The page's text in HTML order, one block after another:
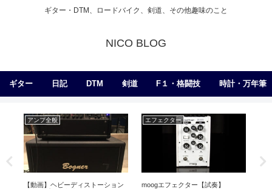
ギター・DTM、ロードバイク、剣道、その他趣味のこと
NICO BLOG
ギター 日記 DTM 剣道 F１・格闘技 時計・万年筆
ター【試奏】
剣道
暑くなってきたので稽古がしんど
くなりつつある
日記
初めての弦交換、実は失